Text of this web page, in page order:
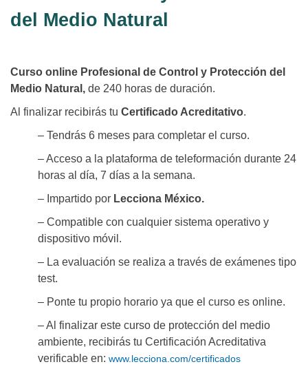
del Medio Natural
Curso online Profesional de Control y Protección del
Medio Natural, de 240 horas de duración.
Al finalizar recibirás tu Certificado Acreditativo.
– Tendrás 6 meses para completar el curso.
– Acceso a la plataforma de teleformación durante 24
horas al día, 7 días a la semana.
– Impartido por Lecciona México.
– Compatible con cualquier sistema operativo y
dispositivo móvil.
– La evaluación se realiza a través de exámenes tipo
test.
– Ponte tu propio horario ya que el curso es online.
– Al finalizar este curso de protección del medio
ambiente, recibirás tu Certificación Acreditativa
verificable en: www.lecciona.com/certificados